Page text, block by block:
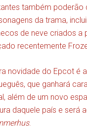
também poderão
da trama,
de neve criados a
recentemente
novidade do Epcot é
que ganhará
além de um novo
daquele país e será
.